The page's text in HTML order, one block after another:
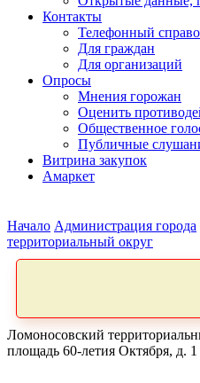
Контакты
Телефонный
Для граждан
Для организаций
Опросы
Мнения горожан
Оценить
Общественное
Публичные
Витрина закупок
Амаркет
Начало Администрация города
территориальный округ
Ломоносовский
площадь 60-летия Октября, д. 1